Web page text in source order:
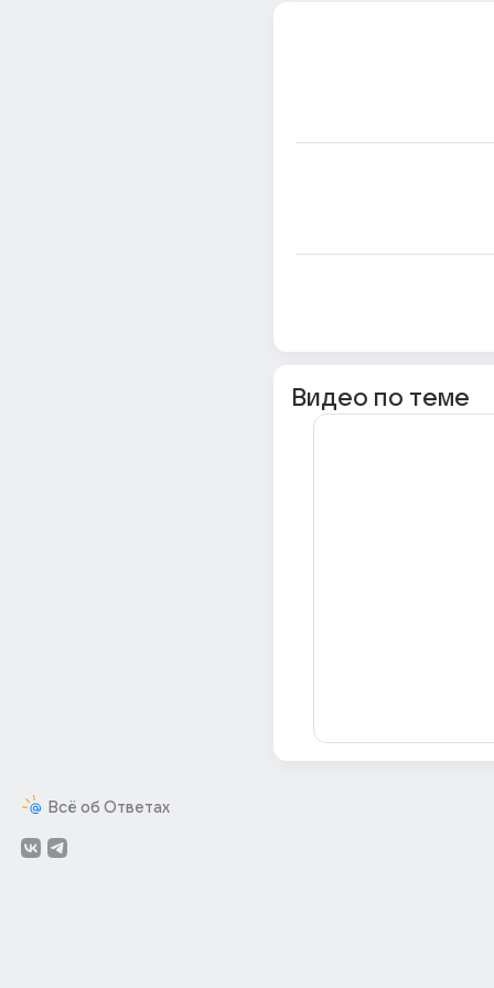
Всё об Ответах
Видео по теме